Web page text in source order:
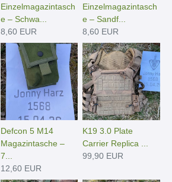
Einzelmagazintasch
e – Schwa...
8,60 EUR
Einzelmagazintasch
e – Sandf...
8,60 EUR
Defcon 5 M14
Magazintasche –
7...
12,60 EUR
K19 3.0 Plate
Carrier Replica ...
99,90 EUR